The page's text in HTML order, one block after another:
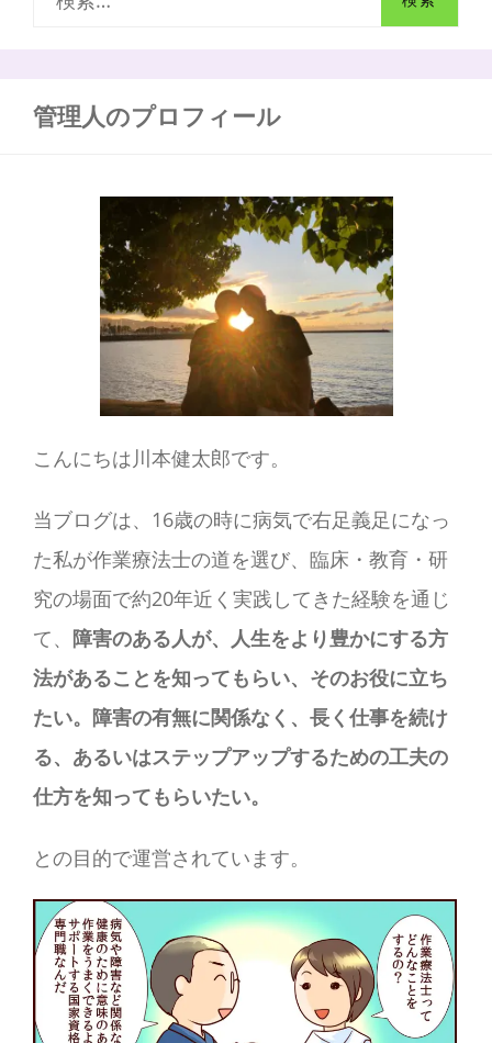
管理人のプロフィール
こんにちは川本健太郎です。
当ブログは、16歳の時に病気で右足義足になっ
た私が作業療法士の道を選び、臨床・教育・研
究の場面で約20年近く実践してきた経験を通じ
て、 障害のある人が、人生をより豊かにする方
法があることを知ってもらい、そのお役に立ち
たい。障害の有無に関係なく、長く仕事を続け
る、あるいはステップアップするための工夫の
仕方を知ってもらいたい。
との目的で運営されています。